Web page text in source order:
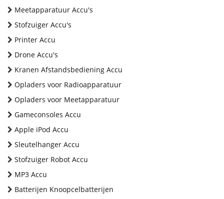
Meetapparatuur Accu's
Stofzuiger Accu's
Printer Accu
Drone Accu's
Kranen Afstandsbediening Accu
Opladers voor Radioapparatuur
Opladers voor Meetapparatuur
Gameconsoles Accu
Apple iPod Accu
Sleutelhanger Accu
Stofzuiger Robot Accu
MP3 Accu
Batterijen Knoopcelbatterijen